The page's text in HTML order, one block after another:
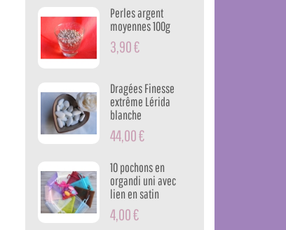
Perles argent
moyennes 100g
3,90 €
Dragées Finesse
extrême Lérida
blanche
44,00 €
10 pochons en
organdi uni avec
lien en satin
4,00 €